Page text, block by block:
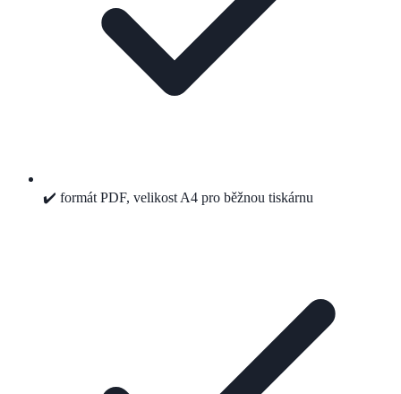
✔️ formát PDF, velikost A4 pro běžnou tiskárnu